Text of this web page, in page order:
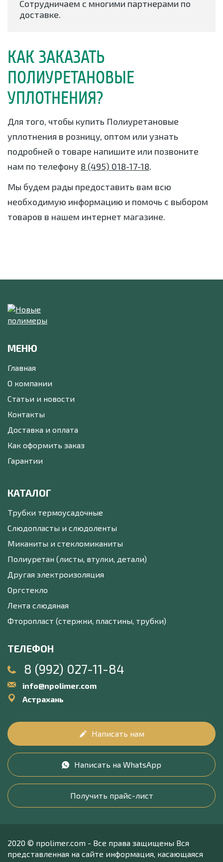
Сотрудничаем с многими партнерами по
доставке.
КАК ЗАКАЗАТЬ
ПОЛИУРЕТАНОВЫЕ
УПЛОТНЕНИЯ?
Для того, чтобы купить Полиуретановые
уплотнения в розницу, оптом или узнать
подробней о товаре напишите или позвоните
нам по телефону 8 (495) 018-17-18.
Мы будем рады предоставить вам всю
необходимую информацию и помочь с выбором
товаров в нашем интернет магазине.
МЕНЮ
Главная
О компании
Статьи и новости
Контакты
Доставка и оплата
Как оформить заказ
Гарантии
КАТАЛОГ
Трубки термоусадочные
Слюдопласты и слюдоленты
Миканиты и стекломиканиты
Полиуретан (листы, втулки, детали)
Другая электроизоляция
Оргстекло
Лента слюдяная
Фторопласт (стержни, пластины, трубки)
ТЕЛЕФОН
8 (992) 027-11-84
info@npolimer.com
Астрахань
Написать нам
Написать на WhatsApp
Получить прайс-лист
2020 © npolimer.com - Все права защищены Вся
представленная на сайте информация, касающаяся